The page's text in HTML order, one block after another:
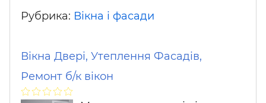
Рубрика: Вікна і фасади
Вікна Двері, Утеплення Фасадів,
Ремонт б/к вікон